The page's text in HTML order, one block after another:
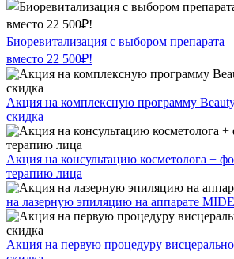
Биоревитализация с выбором препарата
вместо 22 500₽!
Акция на комплексную программу
скидка
Акция на консультацию косметолога +
терапию лица
на лазерную эпиляцию на аппарате
Акция на первую процедуру